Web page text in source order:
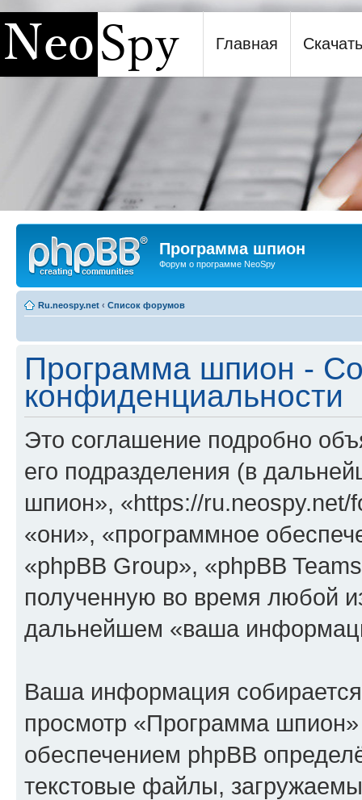
Программа шпион NeoSpy
Главная Скачать
Программа шпион
Форум о программе NeoSpy
Ru.neospy.net ‹ Список форумов
Программа шпион -
конфиденциальности
Это соглашение подробно
его подразделения (в
шпион», «https://
«они», «программное
«phpBB Group», «phpBB
полученную во время любой
дальнейшем «ваша
Ваша информация
просмотр «Программа
обеспечением phpBB
текстовые файлы,